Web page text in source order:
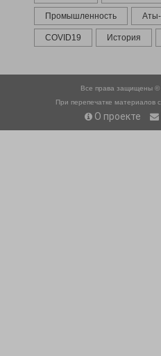
Промышленность
COVID19 История
Все права защищены ©
При перепечатке материалов
О проекте